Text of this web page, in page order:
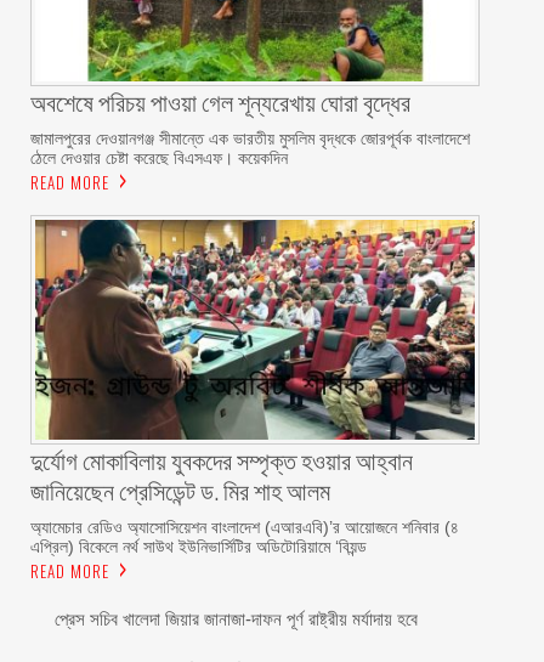
অবশেষে পরিচয় পাওয়া গেল শূন্যরেখায় ঘোরা বৃদ্ধের
জামালপুরের দেওয়ানগঞ্জ সীমান্তে এক ভারতীয় মুসলিম বৃদ্ধকে জোরপূর্বক বাংলাদেশে
ঠেলে দেওয়ার চেষ্টা করেছে বিএসএফ। কয়েকদিন
READ MORE
দুর্যোগ মোকাবিলায় যুবকদের সম্পৃক্ত হওয়ার আহ্বান
জানিয়েছেন প্রেসিডেন্ট ড. মির শাহ আলম ‎ ‎
অ্যামেচার রেডিও অ্যাসোসিয়েশন বাংলাদেশ (এআরএবি)’র আয়োজনে শনিবার (৪
এপ্রিল) বিকেলে নর্থ সাউথ ইউনিভার্সিটির অডিটোরিয়ামে ‘বিয়ন্ড
READ MORE
প্রেস সচিব খালেদা জিয়ার জানাজা-দাফন পূর্ণ রাষ্ট্রীয় মর্যাদায় হবে